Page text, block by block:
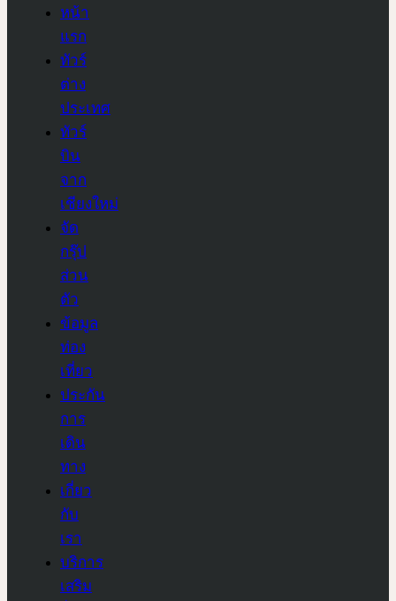
หน้า
แรก
ทัวร์
ต่าง
ประเทศ
ทัวร์
บิน
จาก
เชียงใหม่
จัด
กรุ๊ป
ส่วน
ตัว
ข้อมูล
ท่อง
เที่ยว
ประกัน
การ
เดิน
ทาง
เกี่ยว
กับ
เรา
บริการ
เสริม